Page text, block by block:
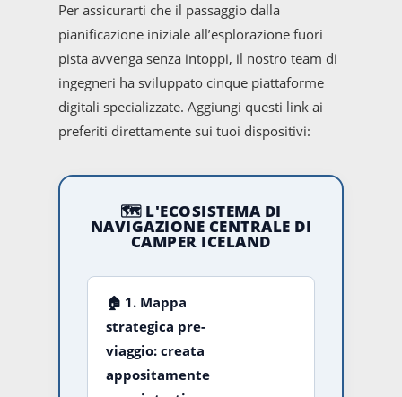
Per assicurarti che il passaggio dalla
pianificazione iniziale all’esplorazione fuori
pista avvenga senza intoppi, il nostro team di
ingegneri ha sviluppato cinque piattaforme
digitali specializzate. Aggiungi questi link ai
preferiti direttamente sui tuoi dispositivi:
🗺️ L'ECOSISTEMA DI
NAVIGAZIONE CENTRALE DI
CAMPER ICELAND
🏠 1. Mappa
strategica pre-
viaggio:creata
appositamente